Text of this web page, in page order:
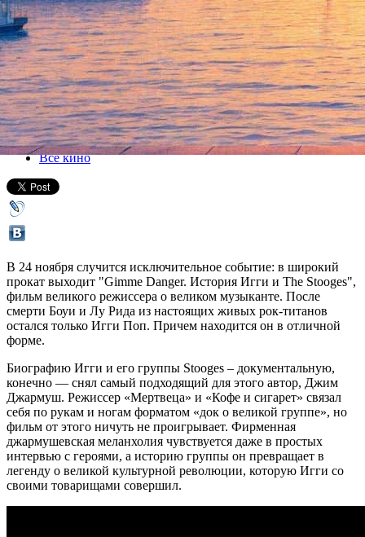
Фильм Джармуша об Игги
Попе выходит в прокат
24 ноября 2016, четверг-02 декабря 2016, пятница
Версия для печати
Все кино
В 24 ноября случится исключительное событие: в широкий
прокат выходит "Gimme Danger. История Игги и The Stooges",
фильм великого режиссера о великом музыканте. После
смерти Боуи и Лу Рида из настоящих живых рок-титанов
остался только Игги Поп. Причем находится он в отличной
форме.
Биографию Игги и его группы Stooges – документальную,
конечно — снял самый подходящий для этого автор, Джим
Джармуш. Режиссер «Мертвеца» и «Кофе и сигарет» связал
себя по рукам и ногам форматом «док о великой группе», но
фильм от этого ничуть не проигрывает. Фирменная
джармушевская меланхолия чувствуется даже в простых
интервью с героями, а историю группы он превращает в
легенду о великой культурной революции, которую Игги со
своими товарищами совершил.